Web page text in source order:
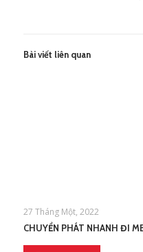
Bài viết liên quan
27 Tháng Một, 2022
CHUYỂN PHÁT NHANH ĐI